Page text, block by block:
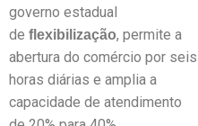
governo estadual
de flexibilização, permite a
abertura do comércio por seis
horas diárias e amplia a
capacidade de atendimento